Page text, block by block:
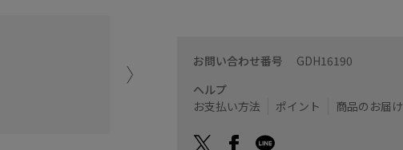
ペプラム切り替えでスタイルアップも叶います！
ウィング上大岡
mai (160cm)
カラー : ブルー系 (46)
お問い合わせ番号 GDH16190
ヘルプ
お支払い方法
ポイント 商品のお届け